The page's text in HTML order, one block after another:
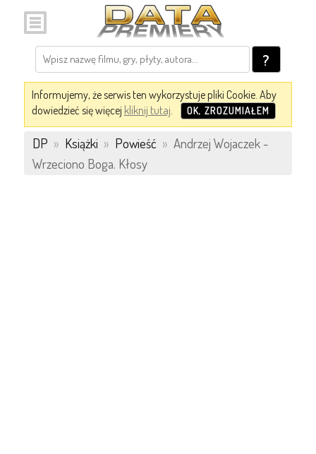
?
Informujemy, że serwis ten wykorzystuje pliki Cookie. Aby
dowiedzieć się więcej kliknij tutaj. OK, ZROZUMIAŁEM
DP » Książki » Powieść » Andrzej Wojaczek -
Wrzeciono Boga. Kłosy